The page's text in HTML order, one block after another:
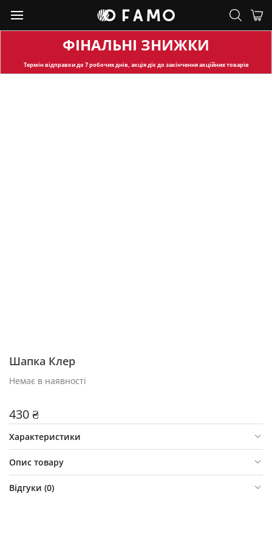
ФІНАЛЬНІ ЗНИЖКИ
Термін відправкидо 7 робочих днів, акція діє до закінчення акційних товарів
Шапка Клер
Немає в наявності
430 ₴
Характеристики
Опис товару
Відгуки (0)